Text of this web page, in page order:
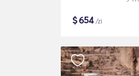
$654/zi